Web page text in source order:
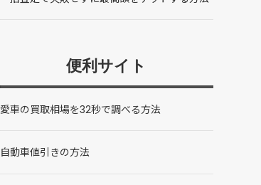
便利サイト
愛車の買取相場を32秒で調べる方法
自動車値引きの方法